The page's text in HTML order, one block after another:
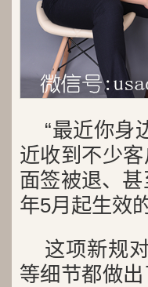
“最近你身
近收到不少
面签被退、
年5月起生效
这项新规
等细节都做